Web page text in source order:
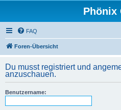
Phönix
FAQ
Foren-Übersicht
Du musst registriert und
anzuschauen.
Benutzername: